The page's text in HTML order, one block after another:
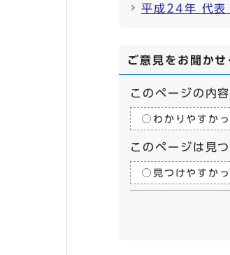
平成24年 代表
ご意見をお聞かせ
このページの内
わかりやすか
このページは見
見つけやすか